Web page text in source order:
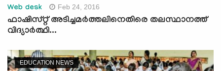
Web desk Feb 24, 2016
ഫാഷിസ്റ്റ് അടിച്ചമര്‍ത്തലിനെതിരെ തലസ്ഥാനത്ത്
വിദ്യാര്‍ത്ഥി...
EDUCATION NEWS